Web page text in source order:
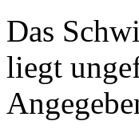
Das
liegt